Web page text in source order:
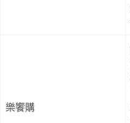
樂饗購